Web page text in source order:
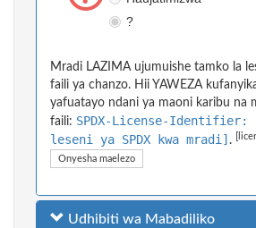
?
Mradi LAZIMA ujumuishe tamko la
faili ya chanzo. Hii YAWEZA
yafuatayo ndani ya maoni karibu na
faili: SPDX-License-Identifier:
leseni ya SPDX kwa mradi] .
Onyesha maelezo
Udhibiti wa Mabadiliko